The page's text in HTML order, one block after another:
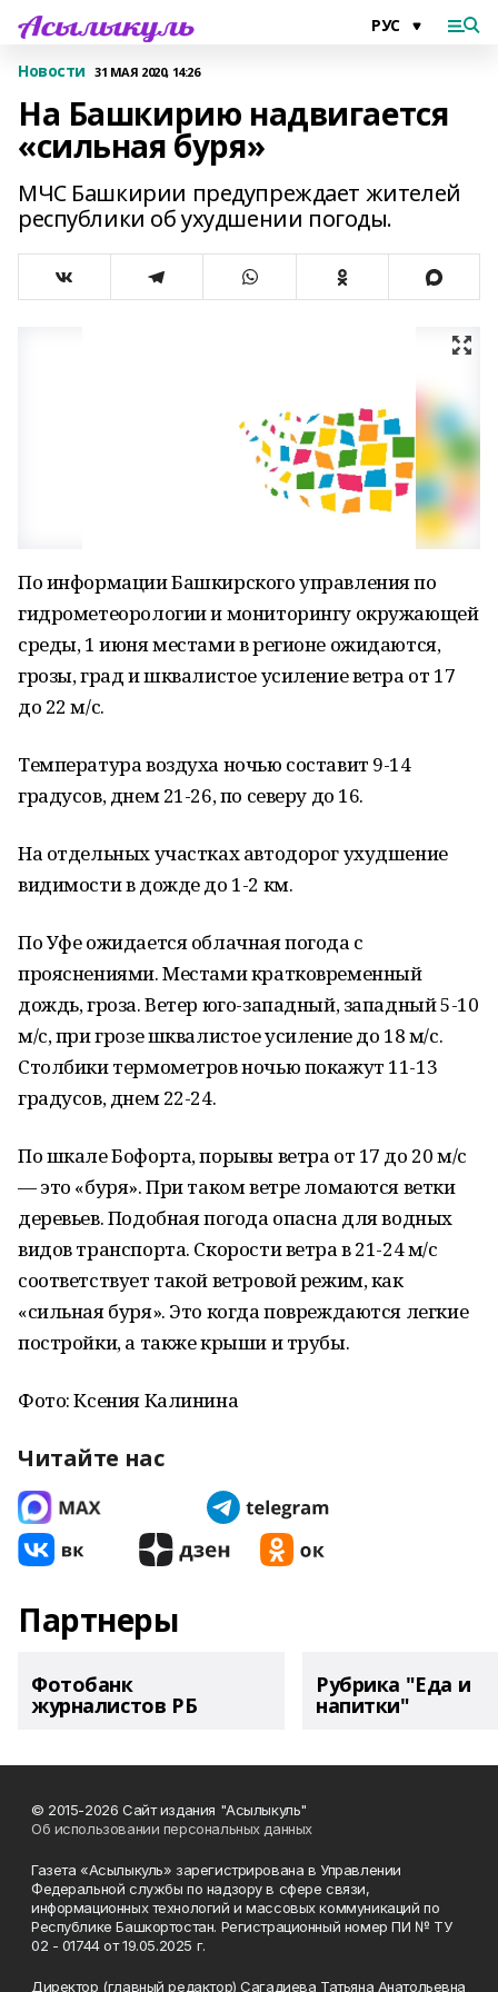
Новости 31 МАЯ 2020, 14:26
На Башкирию надвигается
«сильная буря»
МЧС Башкирии предупреждает жителей
республики об ухудшении погоды.
По информации Башкирского управления по
гидрометеорологии и мониторингу окружающей
среды, 1 июня местами в регионе ожидаются,
грозы, град и шквалистое усиление ветра от 17
до 22 м/с.
Температура воздуха ночью составит 9-14
градусов, днем 21-26, по северу до 16.
На отдельных участках автодорог ухудшение
видимости в дожде до 1-2 км.
По Уфе ожидается облачная погода с
прояснениями. Местами кратковременный
дождь, гроза. Ветер юго-западный, западный 5-10
м/с, при грозе шквалистое усиление до 18 м/с.
Столбики термометров ночью покажут 11-13
градусов, днем 22-24.
По шкале Бофорта, порывы ветра от 17 до 20 м/с
— это «буря». При таком ветре ломаются ветки
деревьев. Подобная погода опасна для водных
видов транспорта. Скорости ветра в 21-24 м/с
соответствует такой ветровой режим, как
«сильная буря». Это когда повреждаются легкие
постройки, а также крыши и трубы.
Фото: Ксения Калинина
Читайте нас
Партнеры
Фотобанк
журналистов РБ
Рубрика "Еда и
напитки"
© 2015-2026 Сайт издания "Асылыкуль"
Об использовании персональных данных
Газета «Асылыкуль» зарегистрирована в Управлении
Федеральной службы по надзору в сфере связи,
информационных технологий и массовых коммуникаций по
Республике Башкортостан. Регистрационный номер ПИ № ТУ
02 - 01744 от 19.05.2025 г.
Директор (главный редактор) Сагадиева Татьяна Анатольевна